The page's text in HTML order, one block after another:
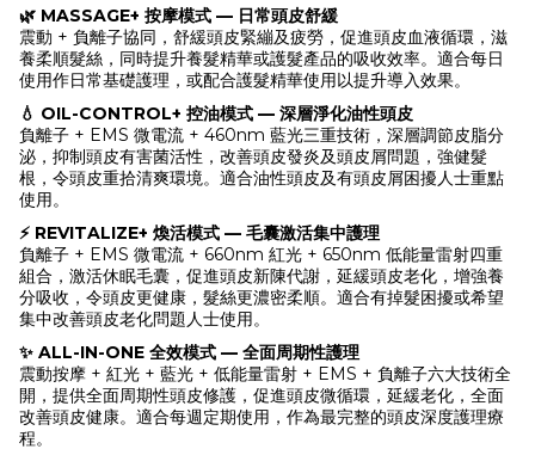
🌿 MASSAGE+ 按摩模式 — 日常頭皮舒緩
震動 + 負離子協同，舒緩頭皮緊繃及疲勞，促進頭皮血液循環，滋
養柔順髮絲，同時提升養髮精華或護髮產品的吸收效率。適合每日
使用作日常基礎護理，或配合護髮精華使用以提升導入效果。
💧 OIL-CONTROL+ 控油模式 — 深層淨化油性頭皮
負離子 + EMS 微電流 + 460nm 藍光三重技術，深層調節皮脂分
泌，抑制頭皮有害菌活性，改善頭皮發炎及頭皮屑問題，強健髮
根，令頭皮重拾清爽環境。適合油性頭皮及有頭皮屑困擾人士重點
使用。
⚡ REVITALIZE+ 煥活模式 — 毛囊激活集中護理
負離子 + EMS 微電流 + 660nm 紅光 + 650nm 低能量雷射四重
組合，激活休眠毛囊，促進頭皮新陳代謝，延緩頭皮老化，增強養
分吸收，令頭皮更健康，髮絲更濃密柔順。適合有掉髮困擾或希望
集中改善頭皮老化問題人士使用。
✨ ALL-IN-ONE 全效模式 — 全面周期性護理
震動按摩 + 紅光 + 藍光 + 低能量雷射 + EMS + 負離子六大技術全
開，提供全面周期性頭皮修護，促進頭皮微循環，延緩老化，全面
改善頭皮健康。適合每週定期使用，作為最完整的頭皮深度護理療
程。